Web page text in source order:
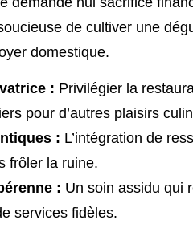
de cultiver une
domestique.
: Privilégier la
pour d’autres plaisirs
: L’intégration de
frôler la ruine.
: Un soin assidu qui
services fidèles.